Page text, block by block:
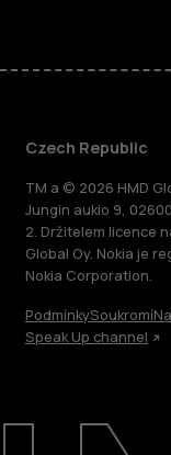
O nás
Czech Republic
TM a © 2026 HMD
Jungin aukio 9,
2. Držitelem licence
Global Oy. Nokia je
Nokia Corporation.
PodmínkySoukromí
Speak Up channel